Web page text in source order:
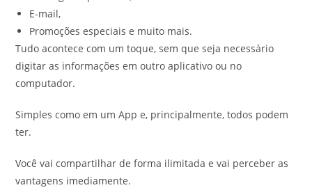
E-mail,
Promoções especiais e muito mais.
Tudo acontece com um toque, sem que seja necessário
digitar as informações em outro aplicativo ou no
computador.
Simples como em um App e, principalmente, todos podem
ter.
Você vai compartilhar de forma ilimitada e vai perceber as
vantagens imediamente.